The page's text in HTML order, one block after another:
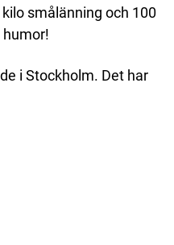
smålänning och 100
humor!
i Stockholm. Det har